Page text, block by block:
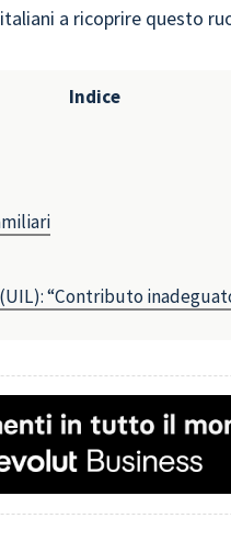
a ricoprire questo
Indice
“Contributo